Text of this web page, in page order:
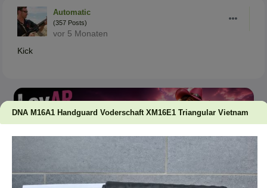
DNA M16A1 Handguard Voderschaft XM16E1 Triangular Vietnam
Automatic
(357 Posts)
vor 5 Monaten
Kick